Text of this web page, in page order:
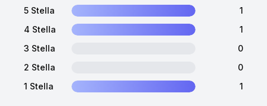
5 Stella
1
4 Stella
1
3 Stella
0
2 Stella
0
1 Stella
1